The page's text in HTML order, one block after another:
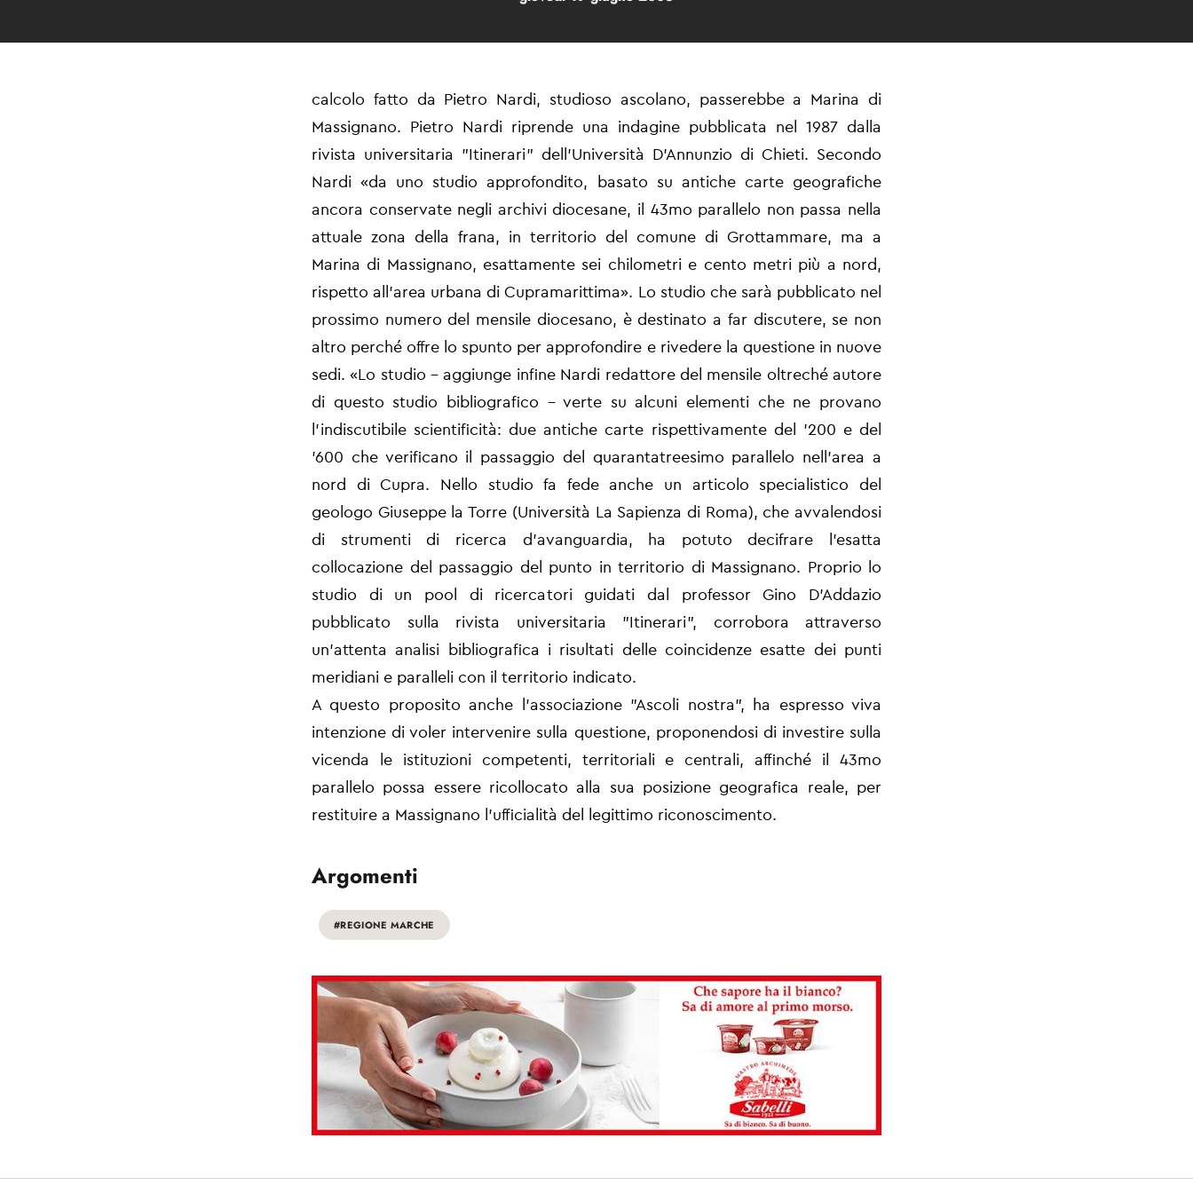
calcolo fatto da Pietro Nardi, studioso ascolano, passerebbe a Marina di
Massignano. Pietro Nardi riprende una indagine pubblicata nel 1987 dalla
rivista universitaria "Itinerari" dell'Università D'Annunzio di Chieti. Secondo
Nardi «da uno studio approfondito, basato su antiche carte geografiche
ancora conservate negli archivi diocesane, il 43mo parallelo non passa nella
attuale zona della frana, in territorio del comune di Grottammare, ma a
Marina di Massignano, esattamente sei chilometri e cento metri più a nord,
rispetto all'area urbana di Cupramarittima». Lo studio che sarà pubblicato nel
prossimo numero del mensile diocesano, è destinato a far discutere, se non
altro perché offre lo spunto per approfondire e rivedere la questione in nuove
sedi. «Lo studio - aggiunge infine Nardi redattore del mensile oltreché autore
di questo studio bibliografico - verte su alcuni elementi che ne provano
l'indiscutibile scientificità: due antiche carte rispettivamente del '200 e del
'600 che verificano il passaggio del quarantatreesimo parallelo nell'area a
nord di Cupra. Nello studio fa fede anche un articolo specialistico del
geologo Giuseppe la Torre (Università La Sapienza di Roma), che avvalendosi
di strumenti di ricerca d'avanguardia, ha potuto decifrare l'esatta
collocazione del passaggio del punto in territorio di Massignano. Proprio lo
studio di un pool di ricercatori guidati dal professor Gino D'Addazio
pubblicato sulla rivista universitaria "Itinerari", corrobora attraverso
un'attenta analisi bibliografica i risultati delle coincidenze esatte dei punti
meridiani e paralleli con il territorio indicato.
A questo proposito anche l'associazione "Ascoli nostra", ha espresso viva
intenzione di voler intervenire sulla questione, proponendosi di investire sulla
vicenda le istituzioni competenti, territoriali e centrali, affinché il 43mo
parallelo possa essere ricollocato alla sua posizione geografica reale, per
restituire a Massignano l'ufficialità del legittimo riconoscimento.
Argomenti
#REGIONE MARCHE